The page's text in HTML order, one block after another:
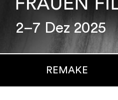
2–7 Dez 2025
REMAKE